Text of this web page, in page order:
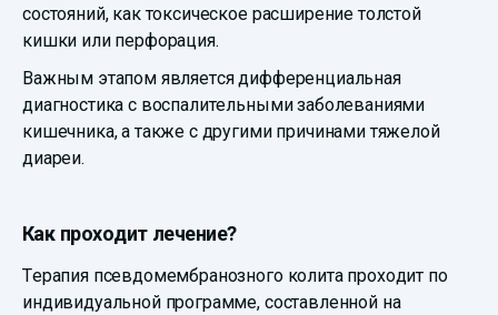
состояний, как токсическое расширение толстой
кишки или перфорация.
Важным этапом является дифференциальная
диагностика с воспалительными заболеваниями
кишечника, а также с другими причинами тяжелой
диареи.
Как проходит лечение?
Терапия псевдомембранозного колита проходит по
индивидуальной программе, составленной на